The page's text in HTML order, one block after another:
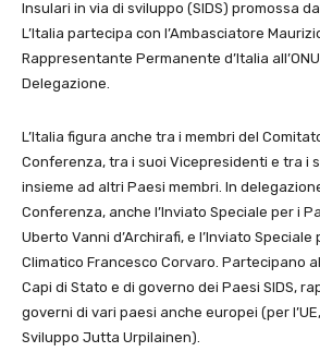
Insulari in via di sviluppo (SIDS) promossa
L’Italia partecipa con l’Ambasciatore
Rappresentante Permanente d’Italia
Delegazione.
L’Italia figura anche tra i membri del
Conferenza, tra i suoi Vicepresidenti e tra i
insieme ad altri Paesi membri. In
Conferenza, anche l’Inviato Speciale per i
Uberto Vanni d’Archirafi, e l’Inviato
Climatico Francesco Corvaro. Partecipano
Capi di Stato e di governo dei Paesi SIDS,
governi di vari paesi anche europei (per
Sviluppo Jutta Urpilainen).